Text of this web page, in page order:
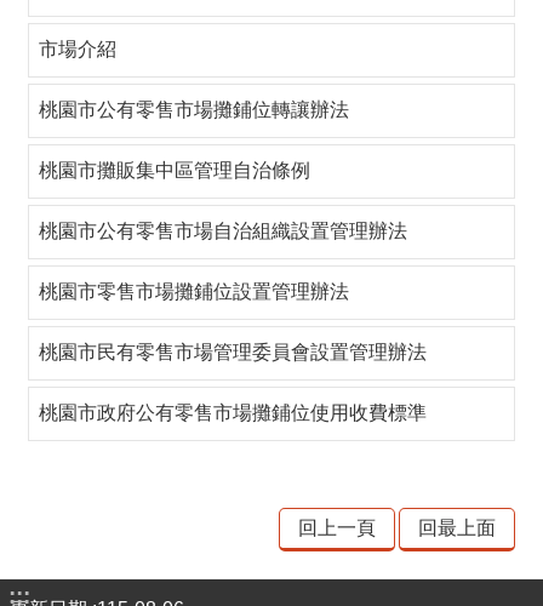
響
品
件
息
食
業
食
市場介紹
桃園市公有零售市場攤鋪位轉讓辦法
桃園市攤販集中區管理自治條例
桃園市公有零售市場自治組織設置管理辦法
桃園市零售市場攤鋪位設置管理辦法
桃園市民有零售市場管理委員會設置管理辦法
桃園市政府公有零售市場攤鋪位使用收費標準
回上一頁 回最上面
:::